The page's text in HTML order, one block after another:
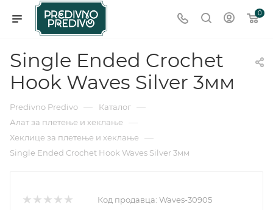
0
Single Ended Crochet
Hook Waves Silver 3мм
Predivno Predivo — Каталог —
Алат за плетење и хеклање —
Хеклице за плетење и хеклање —
Single Ended Crochet Hook Waves Silver 3мм
Код продавца: Waves-30905